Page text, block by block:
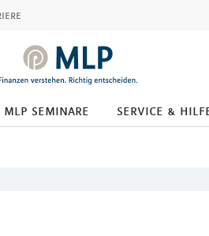
mlp seminare service &